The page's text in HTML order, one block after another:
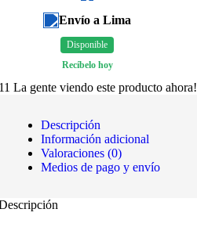
Envío a Lima
Disponible
Recíbelo hoy
La gente viendo este producto ahora!
Descripción
Información adicional
Valoraciones (0)
Medios de pago y envío